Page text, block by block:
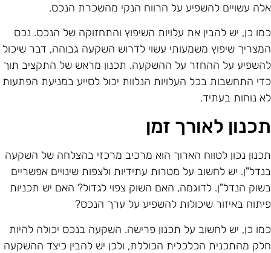
עשויים להשפיע על הרווח הנקי מהשכרת הנכס.
כן, יש להבין את עלויות השיפוץ והתחזוקה של הנכס. נכס
שיפוץ משמעותי עשוי לדרוש השקעה גבוהה, דבר שיכול
על ההחזר על ההשקעה. תכנון מראש של התקציב תוך
התחשבות בכל העלויות הנלוות יכול לסייע במניעת הפתעות
נוחות בעתיד.
לאורך זמן
נכון לטווח הארוך הוא מרכיב מרכזי בהצלחה של השקעה
יש לחשוב על מטרות עתידיות ולצפות שינויים אפשריים
הנדל"ן. לדוגמה, האם השוק צפוי לגדול? האם יש תכניות
באיזור שיכולות להשפיע על ערך הנכס?
כן, יש לחשוב על תכנון פרישה. השקעה בנכס יכולה להיות
מהתכנית הכלכלית הכוללת, ולכן יש להבין כיצד ההשקעה